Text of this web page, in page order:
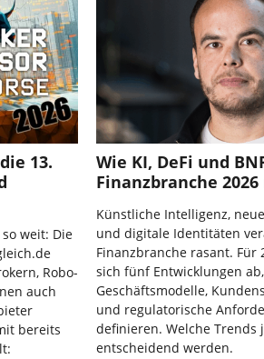
13.
weit: Die
Robo-
auch
bereits
Wie KI, DeFi und
Finanzbranche
Künstliche Intelligenz,
und digitale Identitäten
Finanzbranche rasant. Für
sich fünf Entwicklungen
Geschäftsmodelle,
und regulatorische
definieren. Welche Trends
entscheidend werden.